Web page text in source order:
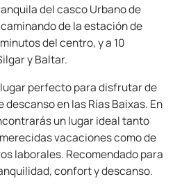
del casco Urbano de
de la estación de
del centro, y a 10
y Baltar.
perfecto para disfrutar de
en las Rías Baixas. En
un lugar ideal tanto
vacaciones como de
laborales. Recomendado para
confort y descanso.